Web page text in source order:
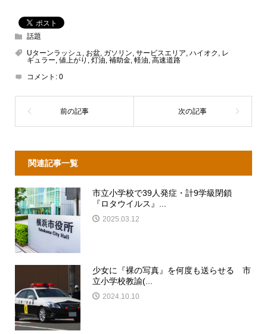
話題
Uターンラッシュ
お盆, ガソリン サービスエリア ハイオク
レ
ギュラー 値上がり 灯油 補助金, 軽油 高速道路
コメント: 0
関連記事一覧
市立小学校で39人発症・計9学級閉鎖
『ロタウイルス』...
2025.03.12
少女に『裸の写真』を何度も送らせる 市
立小学校教諭(...
2024.10.10